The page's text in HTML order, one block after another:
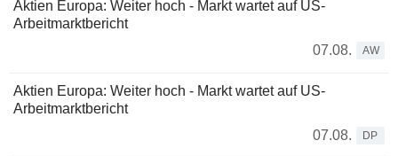
Aktien Europa: Weiter hoch - Markt wartet auf US-
Arbeitmarktbericht
07.08.
AW
Aktien Europa: Weiter hoch - Markt wartet auf US-
Arbeitmarktbericht
07.08.
DP